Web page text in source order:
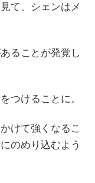
て、シェンはメ
ることが発覚し
つけることに。
けて強くなるこ
のめり込むよう